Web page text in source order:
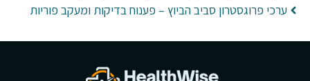
ערכי פרוגסטרון סביב הביוץ – פענוח בדיקות ומעקב פוריות